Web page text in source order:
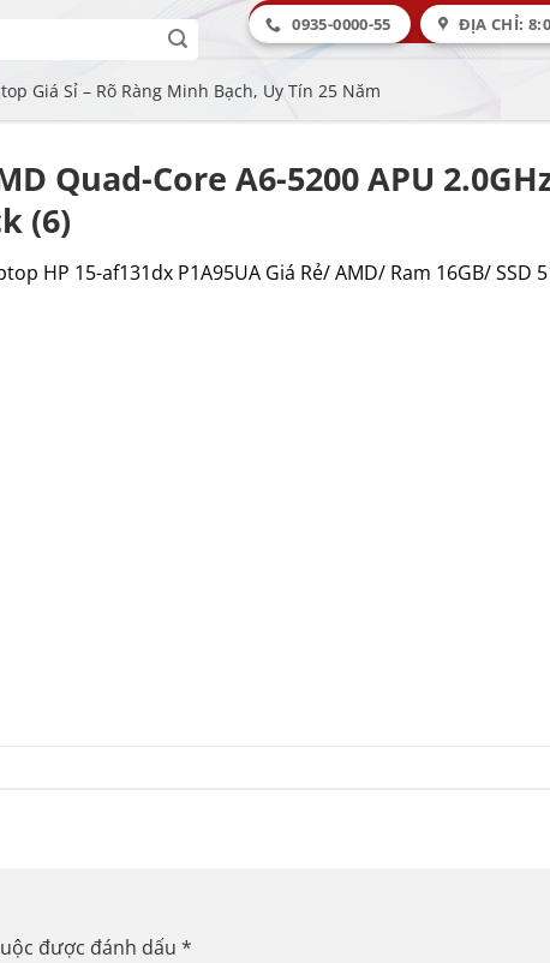
0935-0000-55 ĐỊA CHỈ:
Giá Sỉ – Rõ Ràng Minh Bạch, Uy Tín 25 Năm
Quad-Core A6-5200 APU
(6)
HP 15-af131dx P1A95UA Giá Rẻ/ AMD/ Ram 16GB/ SSD
được đánh dấu *